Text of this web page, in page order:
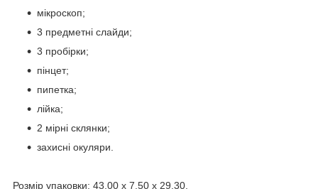
мікроскоп;
3 предметні слайди;
3 пробірки;
пінцет;
пипетка;
лійка;
2 мірні склянки;
захисні окуляри.
Розмір упаковки: 43.00 x 7.50 x 29.30.